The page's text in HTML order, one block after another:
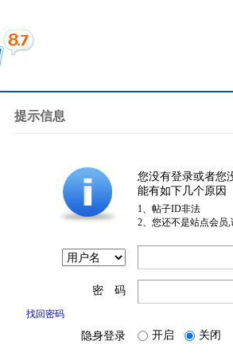
提示信息
您没有登录或者您
能有如下几个原因
1、帖子ID非法
2、您还不是站点会员
密 码
找回密码
隐身登录 开启 关闭